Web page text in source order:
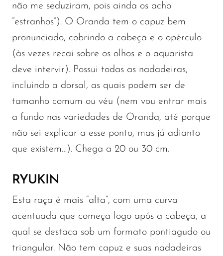
não me seduziram, pois ainda os acho
“estranhos”). O Oranda tem o capuz bem
pronunciado, cobrindo a cabeça e o opérculo
(às vezes recai sobre os olhos e o aquarista
deve intervir). Possui todas as nadadeiras,
incluindo a dorsal, as quais podem ser de
tamanho comum ou véu (nem vou entrar mais
a fundo nas variedades de Oranda, até porque
não sei explicar a esse ponto, mas já adianto
que existem…). Chega a 20 ou 30 cm.
RYUKIN
Esta raça é mais “alta”, com uma curva
acentuada que começa logo após a cabeça, a
qual se destaca sob um formato pontiagudo ou
triangular. Não tem capuz e suas nadadeiras